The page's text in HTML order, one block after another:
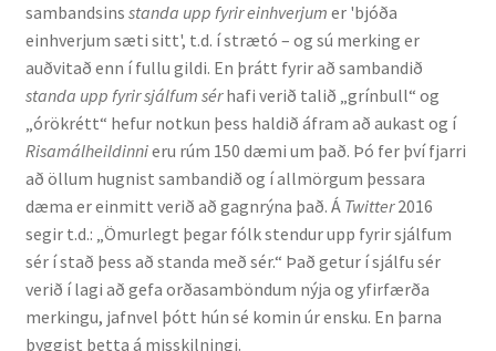
Bækur
Önnur ritverk
Ritrýndar greinar
Óritrýnt fræðilegt efni
Málfarspistlar
Fræðilegir fyrirlestrar
sambandsins standa upp fyrir einhverjum er 'bjóða
einhverjum sæti sitt', t.d. í strætó – og sú merking er
auðvitað enn í fullu gildi. En þrátt fyrir að sambandið
standa upp fyrir sjálfum sérhafi verið talið „grínbull“ og
„órökrétt“ hefur notkun þess haldið áfram að aukast og í
Risamálheildinnieru rúm 150 dæmi um það. Þó fer því fjarri
að öllum hugnist sambandið og í allmörgum þessara
dæma er einmitt verið að gagnrýna það. Á Twitter2016
segir t.d.: „Ömurlegt þegar fólk stendur upp fyrir sjálfum
sér í stað þess að standa með sér.“ Það getur í sjálfu sér
verið í lagi að gefa orðasamböndum nýja og yfirfærða
merkingu, jafnvel þótt hún sé komin úr ensku. En þarna
byggist þetta á misskilningi.